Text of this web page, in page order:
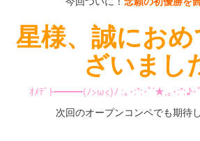
星様、誠にお
ざいまし
ｵﾒﾃﾞﾄ━━━(ﾉ>ω<)ﾉ :｡･:*:･ﾟ’★,｡･:*:♪
次回のオープンコンペでも期待